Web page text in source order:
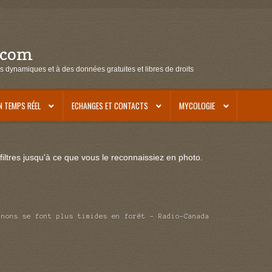
et à des données gratuites et libres de droits
TEMPS RÉEL ECHANGES ET CONTACTS MYCOLOGIE
jusqu'à ce que vous le reconnaissiez en photo.
se font plus timides en forêt – Radio-Canada